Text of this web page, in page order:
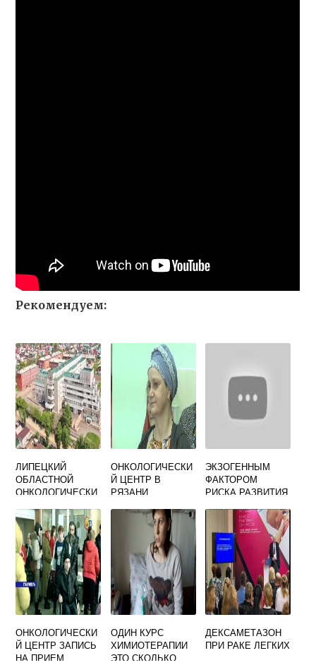
Рекомендуем:
ЛИПЕЦКИЙ
ОБЛАСТНОЙ
ОНКОЛОГИЧЕСКИ
ОФИЦИАЛЬНЫЙ
САЙТ
ОНКОЛОГИЧЕСКИ
Й ЦЕНТР В
РЯЗАНИ
ЭКЗОГЕННЫМ
ФАКТОРОМ
РИСКА РАЗВИТИЯ
Х ЗАБОЛЕВАНИЙ
ЯВЛЯЕТСЯ
ОНКОЛОГИЧЕСКИ
Й ЦЕНТР ЗАПИСЬ
НА ПРИЕМ
ОДИН КУРС
ХИМИОТЕРАПИИ
ЭТО СКОЛЬКО
ДЕКСАМЕТАЗОН
ПРИ РАКЕ ЛЕГКИХ